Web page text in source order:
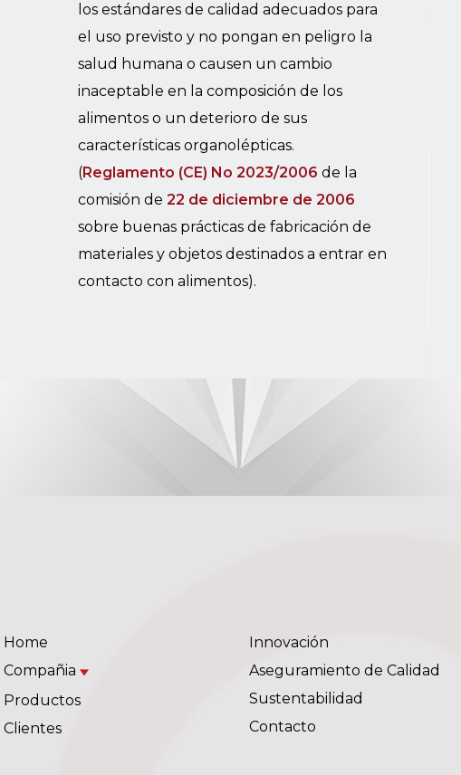
los estándares de calidad adecuados para
el uso previsto y no pongan en peligro la
salud humana o causen un cambio
inaceptable en la composición de los
alimentos o un deterioro de sus
características organolépticas.
(Reglamento (CE) No 2023/2006 de la
comisión de22 de diciembre de 2006
sobre buenas prácticas de fabricación de
materiales y objetos destinados a entrar en
contacto con alimentos).
Home
Compañia
Productos
Clientes
Innovación
Aseguramiento de Calidad
Sustentabilidad
Contacto